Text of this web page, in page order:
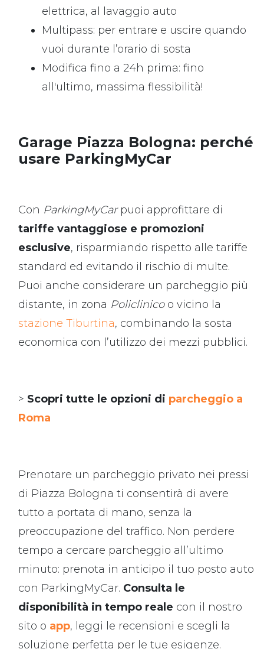
elettrica, al lavaggio auto
Multipass: per entrare e uscire quando
vuoi durante l’orario di sosta
Modifica fino a 24h prima: fino
all'ultimo, massima flessibilità!
Garage Piazza Bologna: perché
usare ParkingMyCar
Con ParkingMyCar puoi approfittare di
tariffe vantaggiose e promozioni
esclusive, risparmiando rispetto alle tariffe
standard ed evitando il rischio di multe.
Puoi anche considerare un parcheggio più
distante, in zona Policlinico o vicino la
stazione Tiburtina, combinando la sosta
economica con l’utilizzo dei mezzi pubblici.
> Scopri tutte le opzioni di parcheggio a
Roma
Prenotare un parcheggio privato nei pressi
di Piazza Bologna ti consentirà di avere
tutto a portata di mano, senza la
preoccupazione del traffico. Non perdere
tempo a cercare parcheggio all’ultimo
minuto: prenota in anticipo il tuo posto auto
con ParkingMyCar. Consulta le
disponibilità in tempo reale con il nostro
sito o app, leggi le recensioni e scegli la
soluzione perfetta per le tue esigenze.